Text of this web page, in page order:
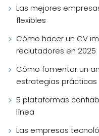
Las mejores
flexibles
Cómo hacer un CV
reclutadores en 2025
Cómo fomentar un
estrategias prácticas
5 plataformas
línea
Las empresas